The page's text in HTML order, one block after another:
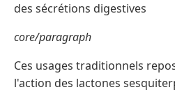
des sécrétions digestives
core/paragraph
Ces usages traditionnels
l'action des lactones